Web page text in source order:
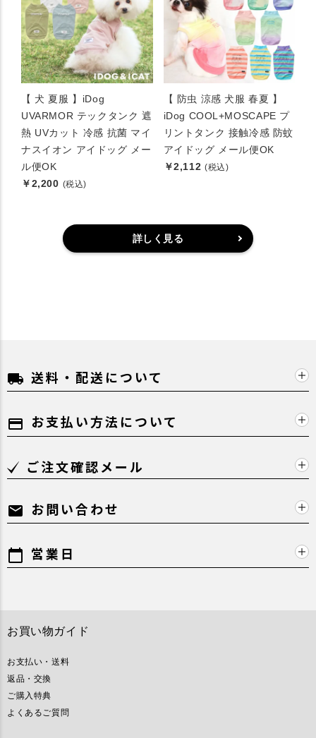
【 犬 夏服 】iDog
UVARMOR テックタンク 遮
熱 UVカット 冷感 抗菌 マイ
ナスイオン アイドッグ メー
ル便OK
￥2,200 (税込)
【 防虫 涼感 犬服 春夏 】
iDog COOL+MOSCAPE プ
リントタンク 接触冷感 防蚊
アイドッグ メール便OK
￥2,112 (税込)
詳しく見る
local_shipping 送料・配送について
payment お支払い方法について
ご注文確認メール
mail お問い合わせ
calendar_today 営業日
お買い物ガイド
お支払い・送料
返品・交換
ご購入特典
よくあるご質問